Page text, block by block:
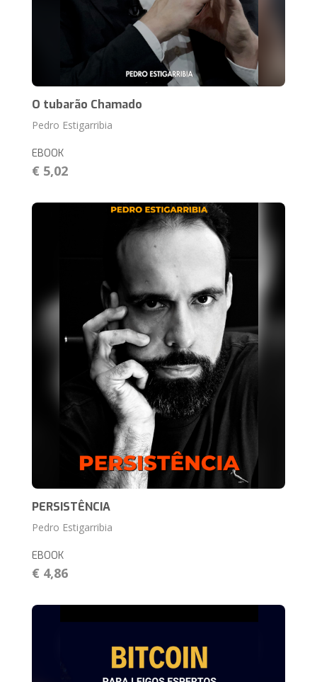
O tubarão Chamado
Pedro Estigarribia
EBOOK
€ 5,02
PERSISTÊNCIA
Pedro Estigarribia
EBOOK
€ 4,86